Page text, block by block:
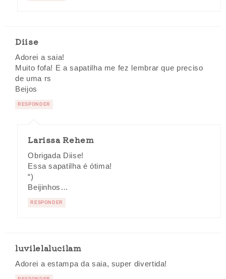
Diise
Adorei a saia!
Muito fofa! E a sapatilha me fez lembrar que preciso
de uma rs
Beijos
RESPONDER
Larissa Rehem
Obrigada Diise!
Essa sapatilha é ótima!
“)
Beijinhos…
RESPONDER
luvilelalucilam
Adorei a estampa da saia, super divertida!